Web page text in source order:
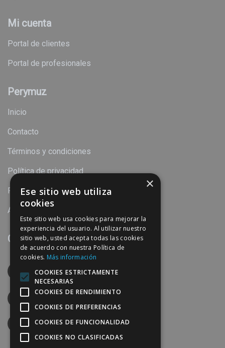
Mi cuenta
Portal de clientes
Portal de profesionales
Perymuz
Inicio
Contacto
Términos y condiciones
Política de privacidad
Política de cookies
Aviso legal
Contacto
España
info@perymuz.es
×
Ese sitio web utiliza
cookies
Este sitio web usa cookies para mejorar la
experiencia del usuario. Al utilizar nuestro
sitio web, usted acepta todas las cookies
de acuerdo con nuestra Política de
cookies. Más información
COOKIES ESTRICTAMENTE
NECESARIAS
COOKIES DE RENDIMIENTO
COOKIES DE PREFERENCIAS
COOKIES DE FUNCIONALIDAD
COOKIES NO CLASIFICADAS